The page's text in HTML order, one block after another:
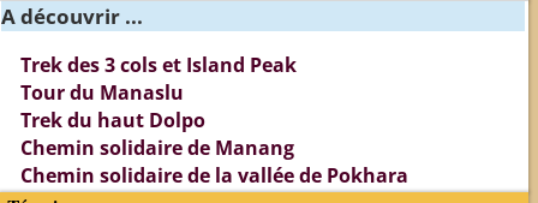
A découvrir ...
Trek des 3 cols et Island Peak
Tour du Manaslu
Trek du haut Dolpo
Chemin solidaire de Manang
Chemin solidaire de la vallée de Pokhara